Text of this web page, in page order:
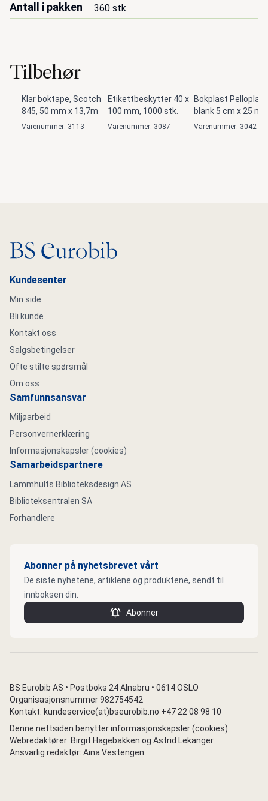
Antall i pakken 360 stk.
Tilbehør
Klar boktape, Scotch
845, 50 mm x 13,7m
Varenummer: 3113
Etikettbeskytter 40 x
100 mm, 1000 stk.
Varenummer: 3087
Bokplast
blank 5 cm x 25 m
Varenummer: 3042
Gå til hovedsiden
Kundesenter
Min side
Bli kunde
Kontakt oss
Salgsbetingelser
Ofte stilte spørsmål
Om oss
Samfunnsansvar
Miljøarbeid
Personvernerklæring
Informasjonskapsler (cookies)
Samarbeidspartnere
Lammhults Biblioteksdesign AS
Biblioteksentralen SA
Forhandlere
Abonner på nyhetsbrevet vårt
De siste nyhetene, artiklene og produktene, sendt til
innboksen din.
Abonner
BS Eurobib AS • Postboks 24 Alnabru • 0614 OSLO
Organisasjonsnummer 982754542
Kontakt: kundeservice(at)bseurobib.no +47 22 08 98 10
Denne nettsiden benytter informasjonskapsler (cookies)
Webredaktører: Birgit Hagebakken og Astrid Lekanger
Ansvarlig redaktør: Aina Vestengen